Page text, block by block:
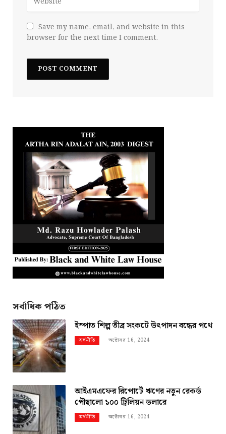
Save my name, email, and website in this
browser for the next time I comment.
সর্বাধিক পঠিত
ইস্পাত শিল্প তীব্র সংকটে উৎপাদন বন্ধের পথে
অর্থনীতি অক্টোবর 16, 2024
আইএমএফের রিপোর্টে ঋণের নতুন রেকর্ড
পৌছালো ১০০ ট্রিলিয়ন ডলারে
অর্থনীতি অক্টোবর 16, 2024